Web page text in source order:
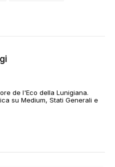
de l'Eco della Lunigiana.
su Medium, Stati Generali e